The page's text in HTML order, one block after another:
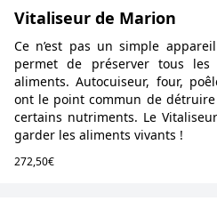
Vitaliseur de Marion
Ce n’est pas un simple
permet de préserver tous
aliments. Autocuiseur, four,
ont le point commun de
certains nutriments. Le
garder les aliments vivants !
272,50€